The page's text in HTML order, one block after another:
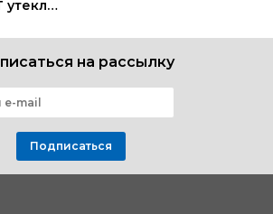
утекли
на рассылку
Подписаться